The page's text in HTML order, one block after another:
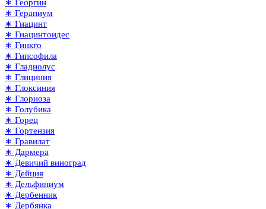
∗ Георгин
∗ Гераниум
∗ Гиацинт
∗ Гиацинтоидес
∗ Гинкго
∗ Гипсофила
∗ Гладиолус
∗ Глициния
∗ Глоксиния
∗ Глориоза
∗ Голубика
∗ Горец
∗ Гортензия
∗ Гравилат
∗ Дармера
∗ Девичий виноград
∗ Дейция
∗ Дельфиниум
∗ Дербенник
∗ Дербянка